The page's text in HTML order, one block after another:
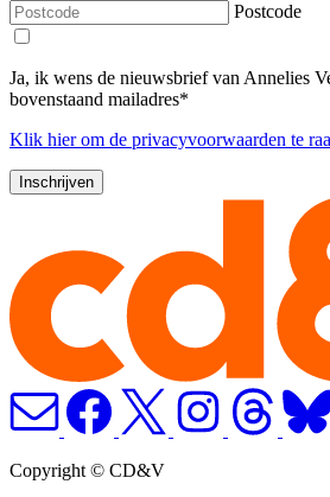
Postcode
Ja, ik wens de nieuwsbrief van Annelies
bovenstaand mailadres*
Klik hierom de privacyvoorwaarden te
Copyright © CD&V